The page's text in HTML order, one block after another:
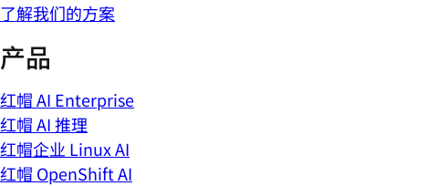
了解我们的方案
产品
红帽 AI Enterprise
红帽 AI 推理
红帽企业 Linux AI
红帽 OpenShift AI